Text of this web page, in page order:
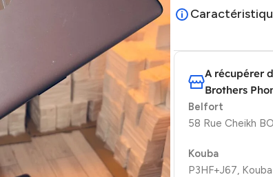
A récupérer
Brothers
Belfort
58 Rue Cheikh
Kouba
P3HF+J67, Kouba